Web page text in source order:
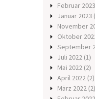
Februar 2023
Januar 2023
November
Oktober
September
Juli 2022 (1)
Mai 2022 (2)
April 2022 (2)
März 2022 (2)